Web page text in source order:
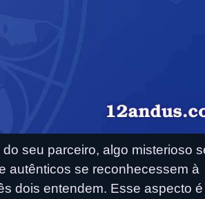
seu parceiro, algo misterioso
autênticos se reconhecessem à
dois entendem. Esse aspecto é